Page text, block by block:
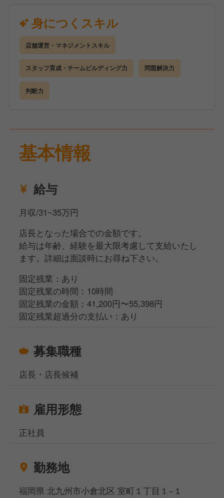
きやすく、お客様に選ばれる店舗の運営を担っていた
だくことを期待しています。
身につくスキル
店舗運営・マネジメントスキル
スタッフ育成・チームビルディング力 問題解決力
判断力
基本情報
給与
月収/31~35万円
店長となった場合での金額です。
給与は年齢、経験を最大限考慮して支給いたし
ます。詳細は面談時にお尋ね下さい。
固定残業：あり
固定残業の時間：10時間
固定残業の金額：41,200円〜55,398円
固定残業超過分の支払い：あり
募集職種
店長・店長候補
雇用形態
正社員
勤務地
福岡県 北九州市小倉北区 室町１丁目１−１